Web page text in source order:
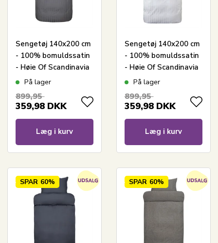
Sengetøj 140x200 cm
- 100% bomuldssatin
- Høie Of Scandinavia
- London Grå
På lager
899,95
359,98 DKK
Læg i kurv
Sengetøj 140x200 cm
- 100% bomuldssatin
- Høie Of Scandinavia
- London Hvid
På lager
899,95
359,98 DKK
Læg i kurv
SPAR 60% SPAR 60%